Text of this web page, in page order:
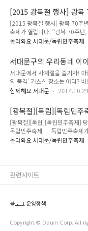
더위를 식힐 수 있는 공간이 마
최고였답니다~ ^^ 천..
족과 함께 경험해보세요! 축제기
로그램을 무료로 이용하실 수
히 알아볼까요~ :: 2016 서대
8. 14. ~ 15. ○ 장 소 : 서대문형
일대 ○ 찾아오시는 길 : 서울특
스 : 현저동 또는 독립문정류장
[2015 광복절 행사] 광복
문독립민주축제가 열립
[2015 광복절 행사] 광복 70주
축제가 열립니다. "광복 70주년
사관에서" 2015년 광복절은 우
독립과 민주화를 이루어낸 기쁨
까요? 그 소중한 가치를 "2015
해요! 2015년 8월 14일 ~ 15일
립공원에서 열리는 이번 축제!
'2015 서대문독립민주축제' 행
사관, 서대문독립공원 주 최 : 서
놀러와요 서대문/독립민주축제
서대문구의 우리동네 이
문 "
서대문에서 사계절을 즐기자!
의 품격’ 키스신 장소는 어디?
음 향긋한 ‘서대문 안산 벚꽃 축
엔 ‘신촌 물총 축제’로 오세요.
껴보자! 서대문형무소로 떠나는
도 독립민주투사가 될 수 있습
사랑을 속삭여 보세요, ‘신촌 크
를 나눠보아요. 봄에 만나는 향
함께해요 서대문 2014.10.29
[광복절][독립][독립민주
억합니다. 2014 독립민주
[광복절][독립][독립민주축제]
독립민주축제 독립민주축제
다!여러분들의 기분은 어떠신지
센~스^^* 항일투쟁과 올바른 역
형무소역사관과 독립공원을 가
놀러와요 서대문/독립민주축제
블로그 운영정책
Copyright © Daum Corp. All
관련사이트